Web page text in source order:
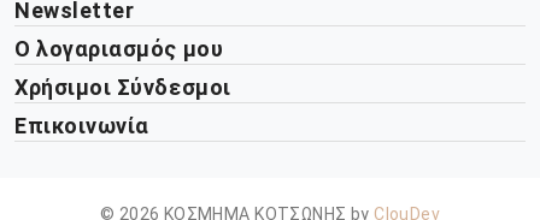
Newsletter
Ο λογαριασμός μου
Χρήσιμοι Σύνδεσμοι
Επικοινωνία
© 2026 ΚΟΣΜΗΜΑ ΚΟΤΣΩΝΗΣ by ClouDev